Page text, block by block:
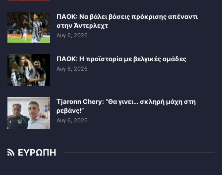
ΠΑΟΚ: Να βάλει βάσεις πρόκρισης απέναντι
στην Άντερλεχτ
Αυγ 6, 2026
ΠΑΟΚ: Η προϊστορία με βελγικές ομάδες
Αυγ 6, 2026
Tjaronn Chery: “Θα γινει… σκληρή μάχη στη
ρεβάνς!”
Αυγ 6, 2026
ΕΥΡΩΠΗ